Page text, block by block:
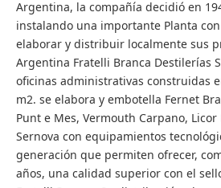
Argentina, la compañía decidió en
instalando una importante Planta
elaborar y distribuir localmente sus
Argentina Fratelli Branca Destilerías
oficinas administrativas construidas
m2. se elabora y embotella Fernet
Punt e Mes, Vermouth Carpano,
Sernova con equipamientos
generación que permiten ofrecer,
años, una calidad superior con el